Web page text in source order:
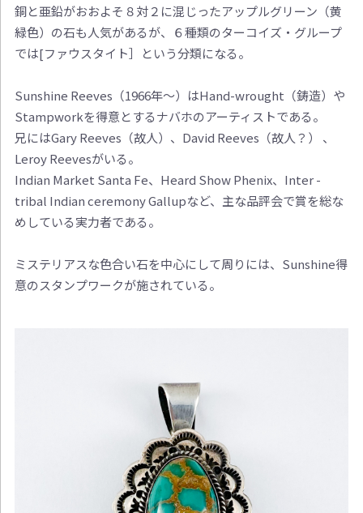
銅と亜鉛がおおよそ８対２に混じったアップルグリーン（黄
緑色）の石も人気があるが、６種類のターコイズ・グループ
では[ファウスタイト］という分類になる。
Sunshine Reeves（1966年～）はHand-wrought（鋳造）や
Stampworkを得意とするナバホのアーティストである。
兄にはGary Reeves（故人）、David Reeves（故人？） 、
Leroy Reevesがいる。
Indian Market Santa Fe、Heard Show Phenix、Inter -
tribal Indian ceremony Gallupなど、主な品評会で賞を総な
めしている実力者である。
ミステリアスな色合い石を中心にして周りには、Sunshine得
意のスタンプワークが施されている。